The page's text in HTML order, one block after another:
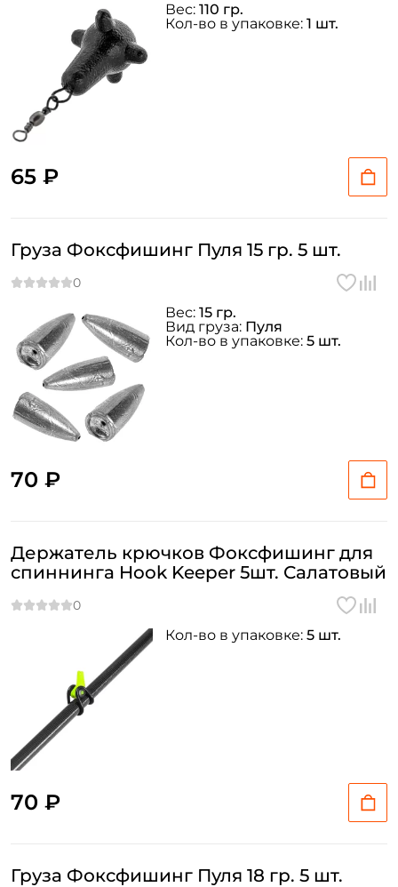
65 ₽
Вес: 110 гр.
Кол-во в упаковке: 1 шт.
Груза Фоксфишинг Пуля 15 гр. 5 шт.
70 ₽
Вес: 15 гр.
Вид груза: Пуля
Кол-во в упаковке: 5 шт.
Держатель крючков Фоксфишинг для
спиннинга Hook Keeper 5шт. Салатовый
70 ₽
Кол-во в упаковке: 5 шт.
Груза Фоксфишинг Пуля 18 гр. 5 шт.